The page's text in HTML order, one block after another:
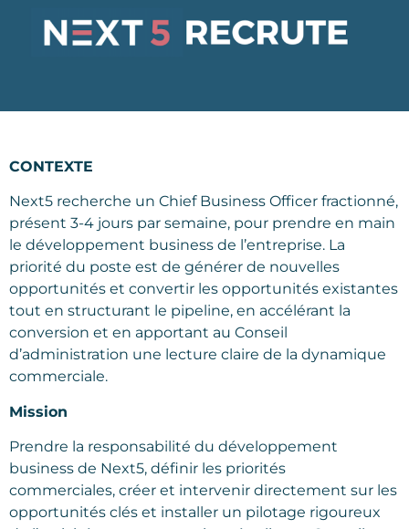
CONTEXTE
Next5 recherche un Chief Business Officer fractionné,
présent 3-4 jours par semaine, pour prendre en main
le développement business de l’entreprise. La
priorité du poste est de générer de nouvelles
opportunités et convertir les opportunités existantes
tout en structurant le pipeline, en accélérant la
conversion et en apportant au Conseil
d’administration une lecture claire de la dynamique
commerciale.
Mission
Prendre la responsabilité du développement
business de Next5, définir les priorités
commerciales, créer et intervenir directement sur les
opportunités clés et installer un pilotage rigoureux